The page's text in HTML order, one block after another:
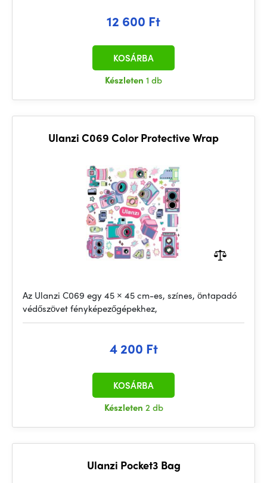
12 600 Ft
Készleten 1 db
KOSÁRBA
Ulanzi C069 Color Protective Wrap
Az Ulanzi C069 egy 45 × 45 cm-es, színes, öntapadó
védőszövet fényképezőgépekhez,
4 200 Ft
Készleten 2 db
KOSÁRBA
Ulanzi Pocket3 Bag